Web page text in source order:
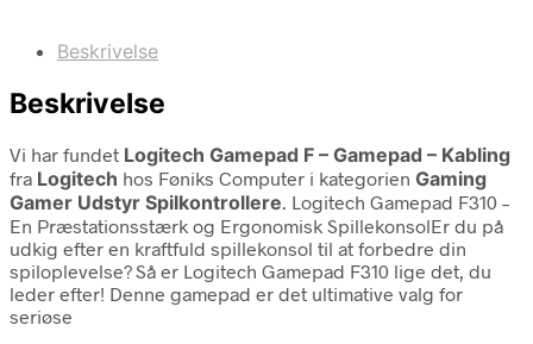
Beskrivelse
Beskrivelse
Vi har fundet Logitech Gamepad F – Gamepad – Kabling
fra Logitech hos Føniks Computer i kategorien Gaming
Gamer Udstyr Spilkontrollere. Logitech Gamepad F310 –
En Præstationsstærk og Ergonomisk SpillekonsolEr du på
udkig efter en kraftfuld spillekonsol til at forbedre din
spiloplevelse? Så er Logitech Gamepad F310 lige det, du
leder efter! Denne gamepad er det ultimative valg for
seriøse